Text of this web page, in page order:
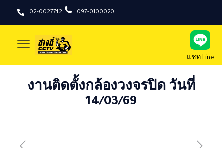
02-0027742 097-0100020
แชท Line
งานติดตั้งกล้องวงจรปิด วันที่
14/03/69